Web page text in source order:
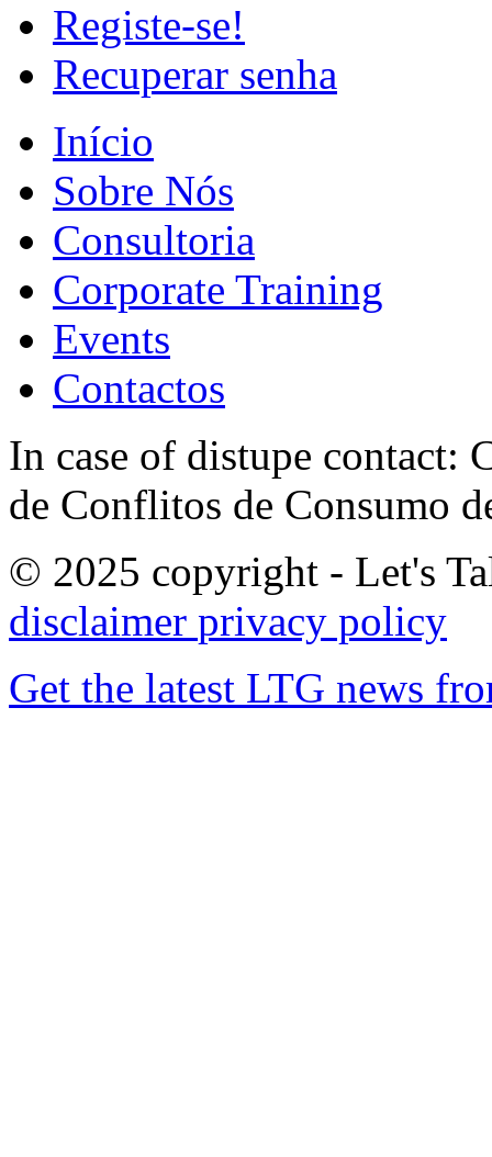
Registe-se!
Recuperar senha
Início
Sobre Nós
Consultoria
Corporate Training
Events
Contactos
In case of distupe contact:
de Conflitos de Consumo
© 2025 copyright - Let's
disclaimer privacy policy
Get the latest LTG news